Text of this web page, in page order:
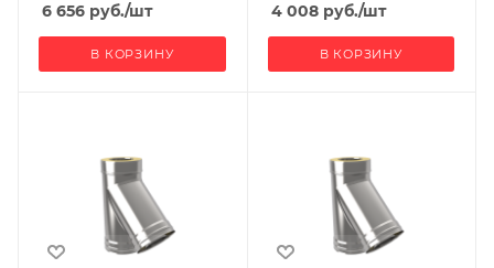
6 656 руб./шт
В КОРЗИНУ
4 008руб./шт
В КОРЗИНУ
Глубина, мм
Высота, мм
576
Глубина, мм
Высота, мм
463